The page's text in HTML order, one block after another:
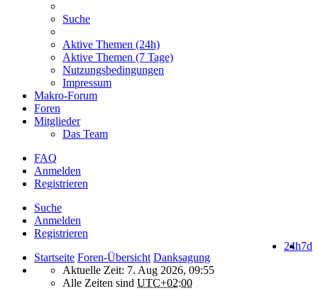
Suche
Aktive Themen (24h)
Aktive Themen (7 Tage)
Nutzungsbedingungen
Impressum
Makro-Forum
Foren
Mitglieder
Das Team
FAQ
Anmelden
Registrieren
Suche
Anmelden
Registrieren
7d
24h
Startseite Foren-Übersicht Danksagung
Aktuelle Zeit: 7. Aug 2026, 09:55
Alle Zeiten sind UTC+02:00